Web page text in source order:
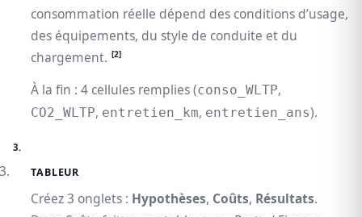
consommation réelle dépend des conditions d’usage,
des équipements, du style de conduite et du
chargement. [2]
À la fin : 4 cellules remplies (conso_WLTP,
CO2_WLTP, entretien_km, entretien_ans).
TABLEUR
Créez 3 onglets : Hypothèses, Coûts, Résultats.